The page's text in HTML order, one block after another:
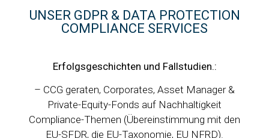
UNSER GDPR & DATA PROTECTION
COMPLIANCE SERVICES
Erfolgsgeschichten und Fallstudien.:
– CCG geraten, Corporates, Asset Manager &
Private-Equity-Fonds auf Nachhaltigkeit
Compliance-Themen (Übereinstimmung mit den
EU-SFDR, die EU-Taxonomie, EU NFRD).